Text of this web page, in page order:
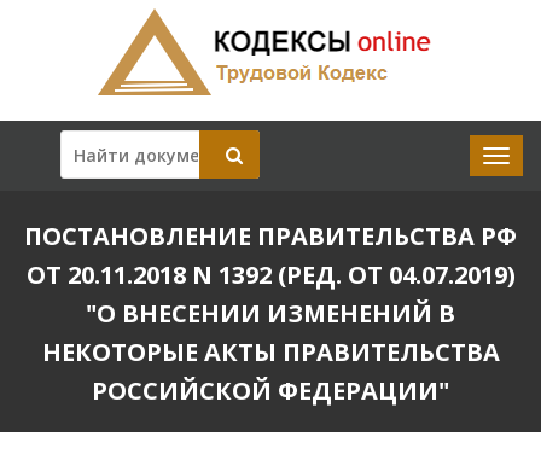
ПОСТАНОВЛЕНИЕ ПРАВИТЕЛЬСТВА РФ
ОТ 20.11.2018 N 1392 (РЕД. ОТ 04.07.2019)
"О ВНЕСЕНИИ ИЗМЕНЕНИЙ В
НЕКОТОРЫЕ АКТЫ ПРАВИТЕЛЬСТВА
РОССИЙСКОЙ ФЕДЕРАЦИИ"